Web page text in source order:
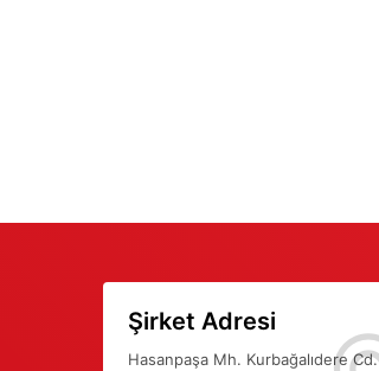
Şirket Adresi
Hasanpaşa Mh. Kurbağalıdere Cd.